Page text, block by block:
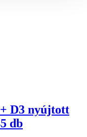
D3 nyújtott
db